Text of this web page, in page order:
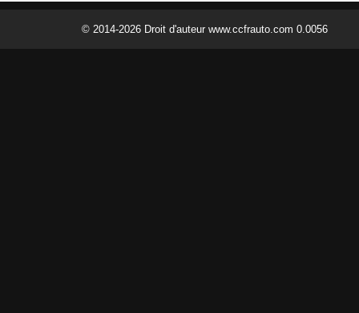
© 2014-2026 Droit d'auteur www.ccfrauto.com 0.0056